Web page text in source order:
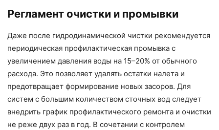
Регламент очистки и промывки
Даже после гидродинамической чистки рекомендуется
периодическая профилактическая промывка с
увеличением давления воды на 15–20% от обычного
расхода. Это позволяет удалять остатки налета и
предотвращает формирование новых засоров. Для
систем с большим количеством сточных вод следует
внедрить график профилактического ремонта и очистки
не реже двух раз в год. В сочетании с контролем